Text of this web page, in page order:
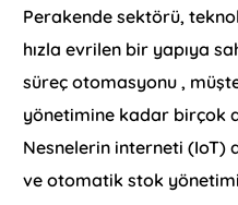
Perakende sektörü,
hızla evrilen bir yapıya
süreç otomasyonu ,
yönetimine kadar birçok
Nesnelerin interneti (IoT)
ve otomatik stok